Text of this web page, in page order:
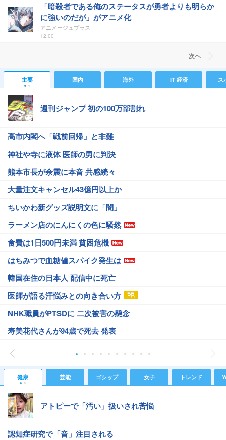
「暗殺者である俺のステータスが勇者よりも明らか
に強いのだが」がアニメ化
アニメージュプラス
12:00
次ヘ
主要 国内 海外 IT 経済 ス
週刊ジャンプ 初の100万部割れ
高市内閣へ「戦前回帰」と非難
神社や寺に液体 医師の男に判決
熊本市長が余震に本音 共感続々
大量注文キャンセル43億円以上か
ちいかわ新グッズ説明文に「闇」
ラーメン店のにんにくの色に騒然
食費は1日500円未満 貧困危機
はちみつで血糖値スパイク発生は
韓国在住の日本人 配信中に死亡
医師が語る汗悩みとの向き合い方
NHK職員がPTSDに 二次被害の懸念
寿美花代さんが94歳で死去 発表
健康 芸能 ゴシップ 女子 トレンド
アトピーで「汚い」扱いされ苦悩
認知症研究で「音」注目される